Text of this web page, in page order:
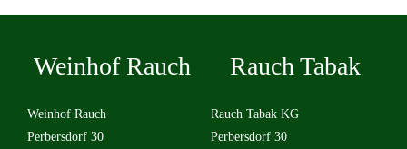
Weinhof Rauch
Weinhof Rauch
Perbersdorf 30
Rauch Tabak
Rauch Tabak KG
Perbersdorf 30